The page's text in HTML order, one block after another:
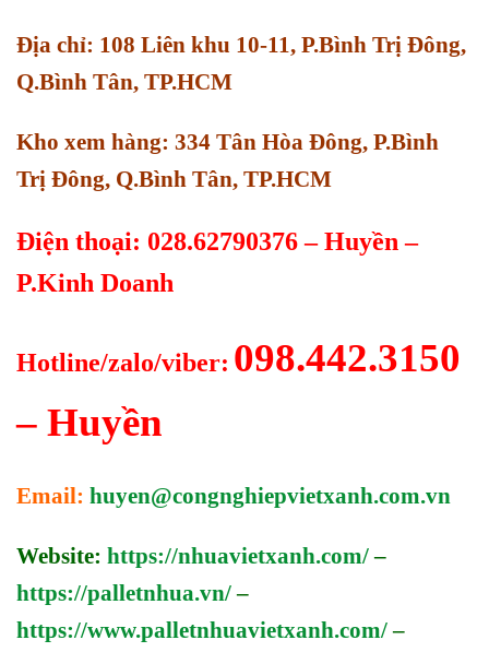
Địa chỉ: 108 Liên khu 10-11, P.Bình Trị Đông,
Q.Bình Tân, TP.HCM
Kho xem hàng: 334 Tân Hòa Đông, P.Bình
Trị Đông, Q.Bình Tân, TP.HCM
Điện thoại: 028.62790376 – Huyền –
P.Kinh Doanh
Hotline/zalo/viber: 098.442.3150
– Huyền
Email: huyen@congnghiepvietxanh.com.vn
Website: https://nhuavietxanh.com/–
https://palletnhua.vn/–
https://www.palletnhuavietxanh.com/–